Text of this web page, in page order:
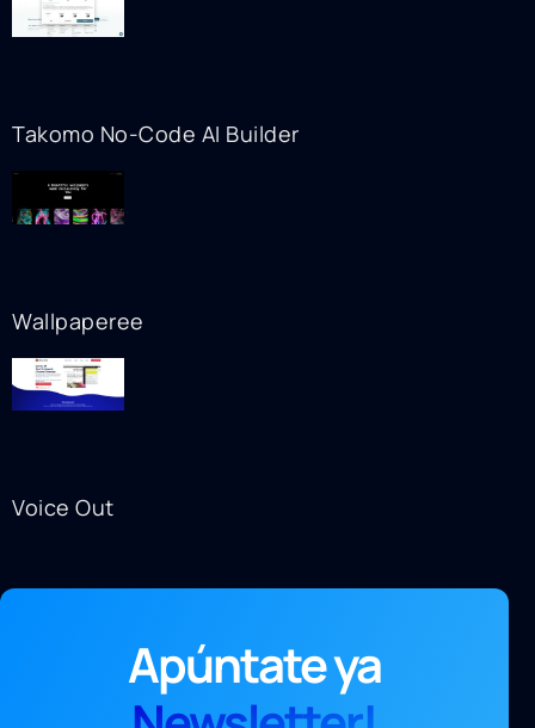
Takomo No-Code AI Builder
Wallpaperee
Voice Out
Apúntate ya